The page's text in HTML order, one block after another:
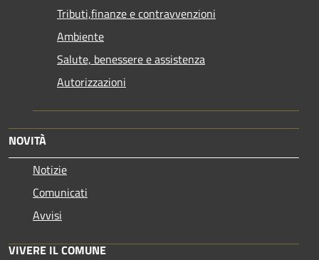
Tributi,finanze e contravvenzioni
Ambiente
Salute, benessere e assistenza
Autorizzazioni
NOVITÀ
Notizie
Comunicati
Avvisi
VIVERE IL COMUNE